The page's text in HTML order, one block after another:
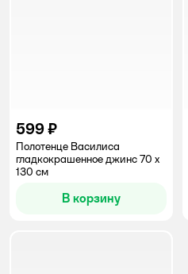
599 ₽
Полотенце Василиса
гладкокрашенное джинс 70 x
130 см
В корзину